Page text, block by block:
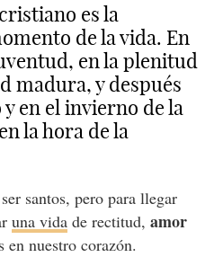
es la
de la vida. En
en la plenitud
madura, y después
en el invierno de la
la hora de la
santos, pero para llegar
una vidade rectitud, amor
nuestro corazón.